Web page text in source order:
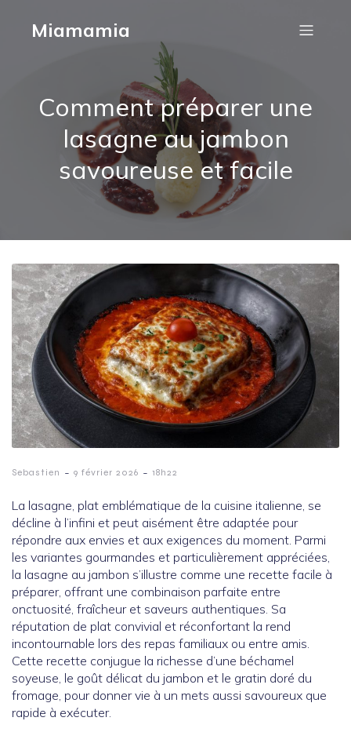
Miamamia
Comment préparer une
lasagne au jambon
savoureuse et facile
Sebastien - 9 février 2026 - 18h22
La lasagne, plat emblématique de la cuisine italienne, se
décline à l’infini et peut aisément être adaptée pour
répondre aux envies et aux exigences du moment. Parmi
les variantes gourmandes et particulièrement appréciées,
la lasagne au jambon s’illustre comme une recette facile à
préparer, offrant une combinaison parfaite entre
onctuosité, fraîcheur et saveurs authentiques. Sa
réputation de plat convivial et réconfortant la rend
incontournable lors des repas familiaux ou entre amis.
Cette recette conjugue la richesse d’une béchamel
soyeuse, le goût délicat du jambon et le gratin doré du
fromage, pour donner vie à un mets aussi savoureux que
rapide à exécuter.